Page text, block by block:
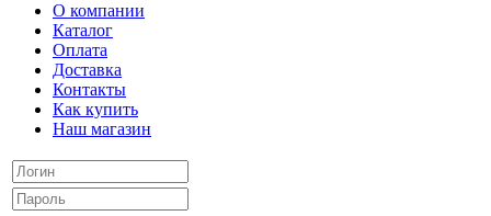
О компании
Каталог
Оплата
Доставка
Контакты
Как купить
Наш магазин